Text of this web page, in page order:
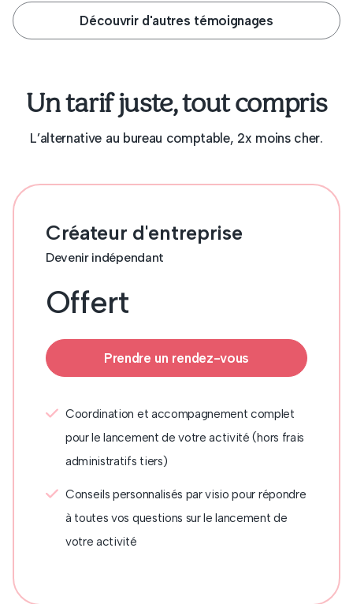
Découvrir d'autres témoignages
Un tarif juste, tout compris
L’alternative au bureau comptable, 2x moins cher.
Créateur d'entreprise
Devenir indépendant
Offert
Prendre un rendez-vous
Coordination et accompagnement complet
pour le lancement de votre activité (hors frais
administratifs tiers)
Conseils personnalisés par visio pour répondre
à toutes vos questions sur le lancement de
votre activité